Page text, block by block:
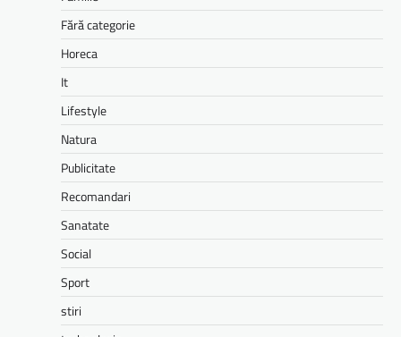
Fără categorie
Horeca
It
Lifestyle
Natura
Publicitate
Recomandari
Sanatate
Social
Sport
stiri